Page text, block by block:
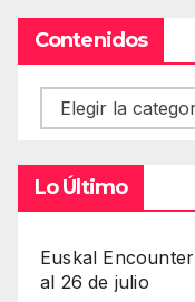
Contenidos
Contenidos
Lo Último
Euskal
al 26 de julio